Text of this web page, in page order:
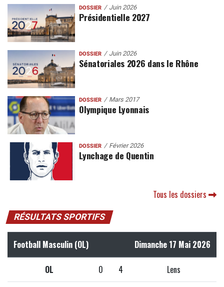
DOSSIER Juin 2026
Présidentielle 2027
DOSSIER Juin 2026
Sénatoriales 2026 dans le Rhône
DOSSIER Mars 2017
Olympique Lyonnais
DOSSIER Février 2026
Lynchage de Quentin
Tous les dossiers
RÉSULTATS SPORTIFS
Football Masculin (OL) Dimanche 17 Mai 2026
OL 0 4 Lens